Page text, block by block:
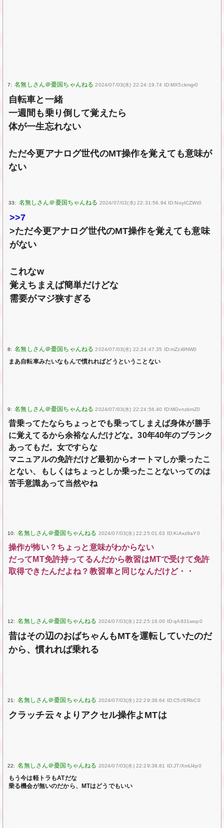
7: 2024/07/03(水) 22:24:19.74 ID:MX5ckmgr0
自転車と一緒
一週間も乗り倒して覚えたら
体が一生忘れない
ただ今更アナログ世代のMT操作を覚えても意味が
ない
33: 2024/07/03(水) 22:31:56.94 ID:NoyICZWt0
>>7
>ただ今更アナログ世代のMT操作を覚えても意味
がない
これなw
覚えちまえば簡単だけどな
需要がマジ狭すぎる
8: 2024/07/03(水) 22:24:47.35 ID:mZzii9NW0
まあ自転車みたいなもんで慣れればどうということない
9: 2024/07/03(水) 22:24:56.40 ID:MGvnzbmZ0
昔乗ってたならちょっとでも乗ってしまえば身体が勝手
に覚えてるから余裕なんだけどな。30年40年のブランク
あってもだ。女ですらな
マニュアルの免許だけど最初からオートマしか乗ったこ
とない、もしくはちょっとしか乗ったことないってのは
苦手意識あって当然やね
10: 2024/07/03(水) 22:25:01.63 ID:KiAxz9aY0
操作が怖い？ちょっと意味がわからない
だってMT免許持ってるんだから教習はMTで受けて免許
取得できたんだよね？教習車と同じなんだけど・・
12: 2024/07/03(水) 22:25:16.00 ID:qA831wop0
昔はその辺のおばちゃんもMTを運転していたのだ
から、慣れれば乗れる
21: 2024/07/03(水) 22:29:38.64 ID:C5//ERbC0
クラッチ云々よりアクセル操作よMTは
22: 2024/07/03(水) 22:29:38.81 ID:JT/XmU4p0
もう今は軽トラもATだな
乗る機会が無いのだから、MTはどうでもいい